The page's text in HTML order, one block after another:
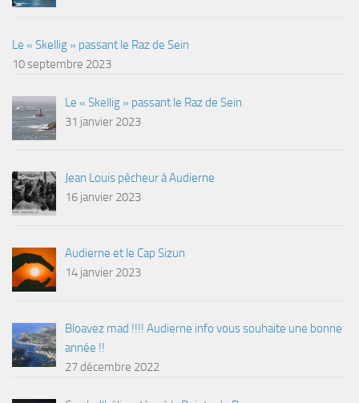
Le « Skellig » passant le Raz de Sein
10 septembre 2023
Le « Skellig » passant le Raz de Sein
31 janvier 2023
Jean Louis pêcheur à Audierne
16 janvier 2023
Audierne et le Cap Sizun
14 janvier 2023
Bloavez mad !!!! Audierne info vous souhaite une bonne
année !!
27 décembre 2022